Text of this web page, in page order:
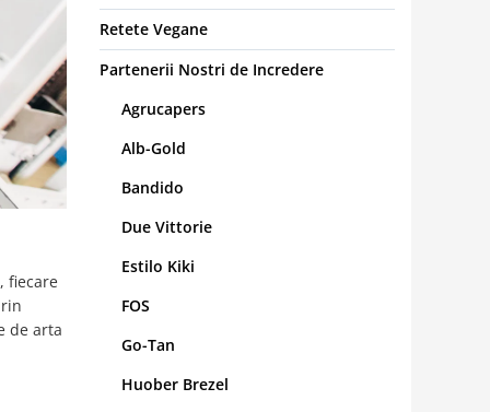
fiecare
de arta
Retete Vegane
Partenerii Nostri de Incredere
Agrucapers
Alb-Gold
Bandido
Due Vittorie
Estilo Kiki
FOS
Go-Tan
Huober Brezel